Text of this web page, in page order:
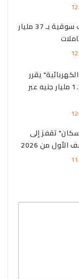
البورصة تسجل مكاسب سوقية بـ 37 مليار
يقرر
زيادة رأس المال إلى 1.3 مليار جنيه عبر
تقفز إلى